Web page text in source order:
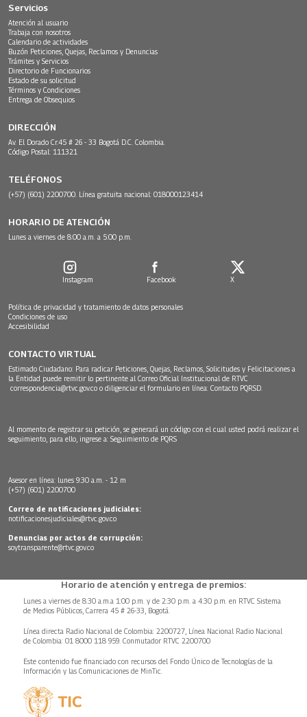
Servicios
Atención al usuario
Trabaja con nosotros
Calendario de actividades
Buzón Peticiones, Quejas, Reclamos y Denuncias
Trámites y Servicios
Directorio de Funcionarios
Estado de su solicitud
Términos y Condiciones
Entrega de Obsequios
DIRECCIÓN
Av. El Dorado Cr.45 # 26 - 33 Bogotá D.C. Colombia.
Código Postal: 111321
TELÉFONOS
(+57) (601) 2200700. Línea gratuita nacional: 018000123414
HORARIO DE ATENCIÓN
Lunes a viernes de 8:00 a.m. a 5:00 p.m.
Instagram Facebook X
Política de privacidad y tratamiento de datos personales
Condiciones de uso
Accesibilidad
CONTACTO VIRTUAL
Estimado Ciudadano: Para radicar Peticiones, Quejas, Reclamos, Solicitudes y Felicitaciones a
la Entidad puede remitir lo pertinente al Correo Oficial Institucional de RTVC
correspondencia@rtvc.gov.co o diligenciar el formulario en línea: Contacto PQRSD.
Al momento de registrar su petición, se generará un código con el cual usted podrá realizar el
seguimiento, para ello, ingrese a: Seguimiento de PQRS
Asesor en línea: lunes 9:30 a.m. - 12 m
(+57) (601) 2200700
Correo de notificaciones judiciales:
notificacionesjudiciales@rtvc.gov.co
Denuncias por actos de corrupción:
soytransparente@rtvc.gov.co
Horario de atención y entrega de premios:
Lunes a viernes de 8:30 a.m.a 1:00 p.m. y de 2:30 p.m. a 4:30 p.m. en RTVC Sistema
de Medios Públicos, Carrera 45 # 26-33, Bogotá.
Línea directa Radio Nacional de Colombia: 2200727, Línea Nacional Radio Nacional
de Colombia: 01 8000 118 959. Conmutador RTVC 2200700
Este contenido fue financiado con recursos del Fondo Único de Tecnologías de la
Información y las Comunicaciones de MinTic.